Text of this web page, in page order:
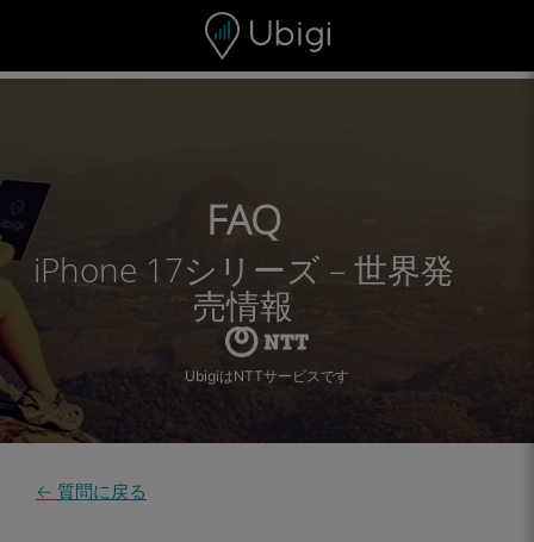
ナビゲーションバー
FAQ
iPhone 17シリーズ – 世界発
売情報
UbigiはNTTサービスです
← 質問に戻る